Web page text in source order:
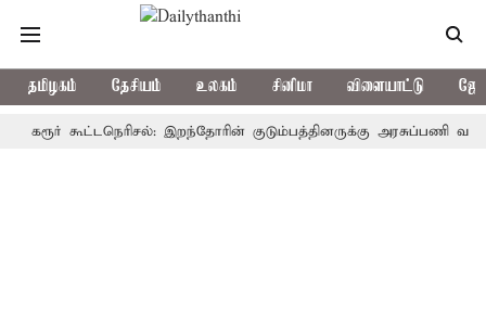
தமிழகம் தேசியம் உலகம் சினிமா விளையாட்டு
கூட்டநெரிசல்: இறந்தோரின் குடும்பத்தினருக்கு அரசுப்பணி வழக்கு;